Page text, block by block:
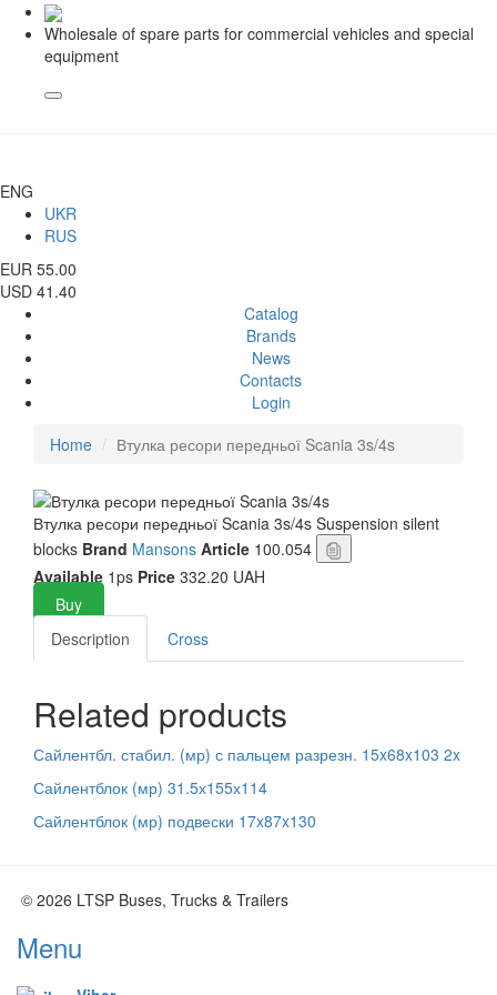
Wholesale of spare parts for commercial vehicles and special
equipment
ENG
UKR
RUS
EUR 55.00
USD 41.40
Catalog
Brands
News
Contacts
Login
Home
Втулка ресори передньої Scania 3s/4s
Втулка ресори передньої Scania 3s/4s Suspension silent
blocks Brand Mansons Article 100.054
Available 1ps Price 332.20 UAH
Buy
Description
Cross
Related products
Сайлентбл. стабил. (мр) с пальцем разрезн. 15x68x103 2x
Сайлентблок (мр) 31.5х155х114
Сайлентблок (мр) подвески 17x87x130
© 2026 LTSP Buses, Trucks & Trailers
Menu